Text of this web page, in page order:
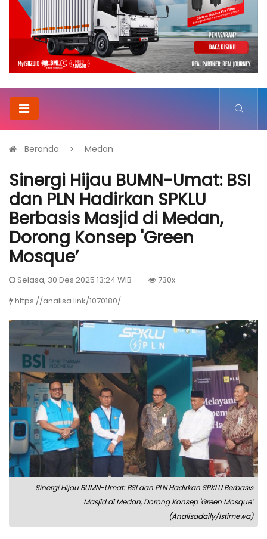
Beranda Medan
Sinergi Hijau BUMN-Umat: BSI
dan PLN Hadirkan SPKLU
Berbasis Masjid di Medan,
Dorong Konsep 'Green
Mosque’
Selasa, 30 Des 2025 13:24 WIB
730x
https://analisa.link/1070180/
Sinergi Hijau BUMN-Umat: BSI dan PLN Hadirkan SPKLU Berbasis
Masjid di Medan, Dorong Konsep 'Green Mosque’
(Analisadaily/Istimewa)